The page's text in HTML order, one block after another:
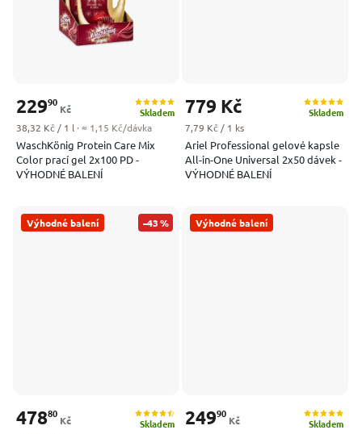
WaschKönig Protein Care Mix
Color prací gel 2x100 PD -
VÝHODNÉ BALENÍ
Skladem
22990
Kč
Měrná cena:
38,32 Kč / 1 l · ≈ 1,15 Kč/dávka
Ariel Professional gelové kapsle
All-in-One Universal 2x50 dávek -
VÝHODNÉ BALENÍ
Skladem
779 Kč
Měrná cena:
7,79 Kč / 1 ks
Výhodné balení –43 %
Skladem
47880
Kč
Výhodné balení
Skladem
24990
Kč